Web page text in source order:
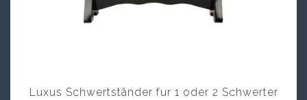
Luxus Schwertständer fur 1 oder 2 Schwerter